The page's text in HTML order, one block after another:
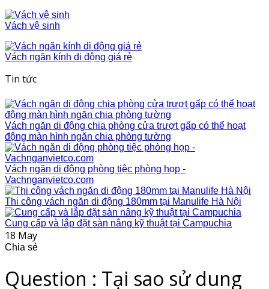
Vách vệ sinh
Vách ngăn kính di động giá rẻ
Tin tức
Vách ngăn di động chia phòng cửa trượt gấp có thể hoạt
động màn hình ngăn chia phòng tường
Vách ngăn di động phòng tiệc phòng họp -
Vachnganvietco.com
Thi công vách ngăn di động 180mm tại Manulife Hà Nội
Cung cấp và lắp đặt sàn nâng kỹ thuật tại Campuchia
18 May
Chia sẻ
Question : Tại sao sử dung